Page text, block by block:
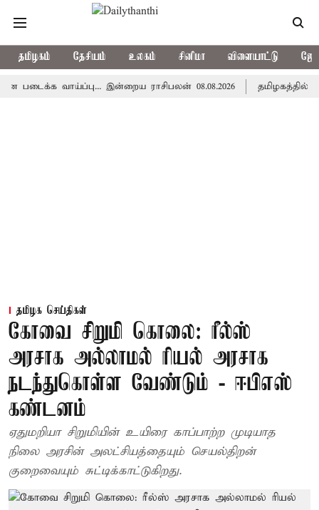
தமிழகம் தேசியம் உலகம் சினிமா விளையாட்டு
வாய்ப்பு... இன்றைய ராசிபலன் 08.08.2026 தமிழகத்தில் இன்று
தமிழக செய்திகள்
கோவை சிறுமி கொலை: ரீல்ஸ்
அரசாக அல்லாமல் ரியல் அரசாக
நடந்துகொள்ள வேண்டும் - ஈபிஎஸ்
கண்டனம்
ஏதுமறியா சிறுமியின் உயிரை காப்பாற்ற முடியாத
நிலை அரசின் அலட்சியத்தையும் செயல்திறன்
குறைவையும் சுட்டிக்காட்டுகிறது.